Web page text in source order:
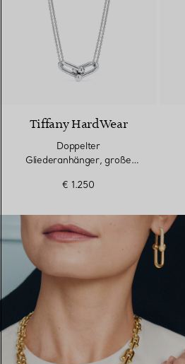
Tiffany HardWear
Doppelter
Gliederanhänger, große
€ 1.250